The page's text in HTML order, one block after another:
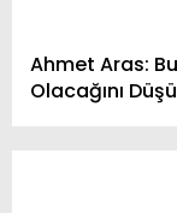
Ahmet Aras:
Olacağını